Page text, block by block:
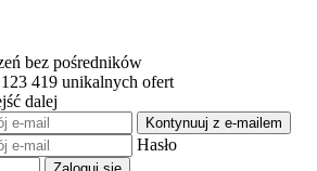
bez pośredników
419 unikalnych ofert
dalej
Kontynuuj z e-mailem
Hasło